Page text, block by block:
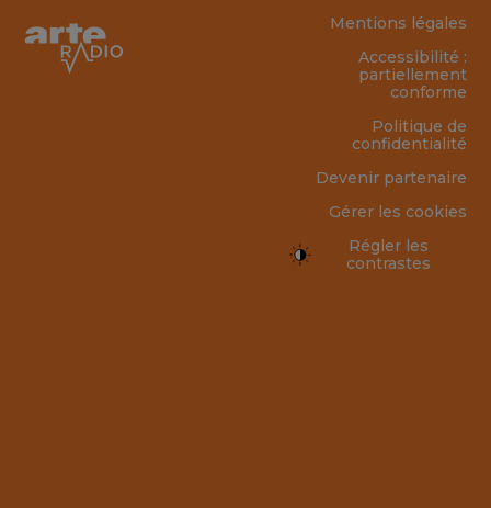
Mentions légales
Accessibilité :
partiellement
conforme
Politique de
confidentialité
Devenir partenaire
Gérer les cookies
Régler les
contrastes